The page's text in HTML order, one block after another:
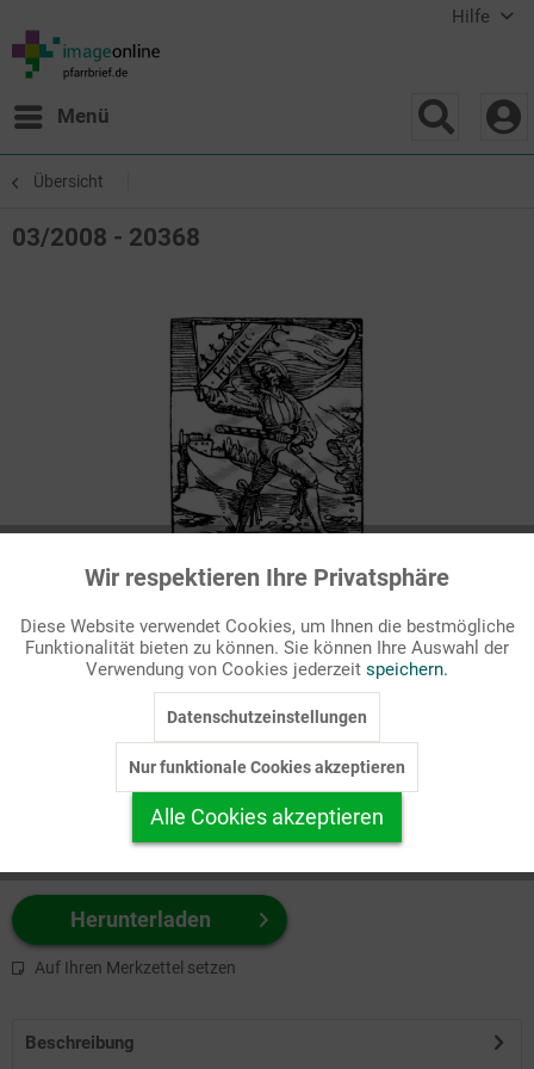
Hilfe
Menü
Übersicht
03/2008 - 20368
Passende Stichworte
Kirchengeschichte
zuerst Ihr Produktformat aus.
z.B. Farbe-Grafik, Schwarz-Weiß-Grafik, mit/ohne Text ...
Herunterladen
Auf Ihren Merkzettel setzen
Beschreibung
Funktionale Aktiv
Marketing Inaktiv
Personalisierung Inaktiv
Service
Wir respektieren Ihre Privatsphäre
Diese Website verwendet Cookies, um Ihnen die bestmögliche
Funktionalität bieten zu können. Sie können Ihre Auswahl der
Verwendung von Cookies jederzeit speichern.
Datenschutzeinstellungen
Nur funktionale Cookies akzeptieren
Alle Cookies akzeptieren